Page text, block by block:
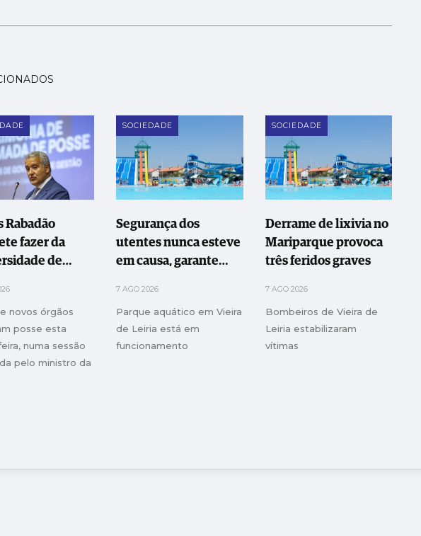
Rabadão
fazer da
de
novos órgãos
posse esta
numa sessão
pelo ministro da
SOCIEDADE
Segurança dos
utentes nunca esteve
em causa, garante
7 AGO 2026
Parque aquático em Vieira
de Leiria está em
funcionamento
SOCIEDADE
Derrame de lixivia no
Mariparque provoca
três feridos graves
7 AGO 2026
Bombeiros de Vieira de
Leiria estabilizaram
vítimas